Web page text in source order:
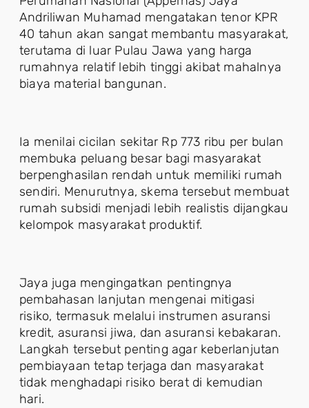
Andriliwan Muhamad mengatakan tenor KPR
40 tahun akan sangat membantu masyarakat,
terutama di luar Pulau Jawa yang harga
rumahnya relatif lebih tinggi akibat mahalnya
biaya material bangunan.
Ia menilai cicilan sekitar Rp 773 ribu per bulan
membuka peluang besar bagi masyarakat
berpenghasilan rendah untuk memiliki rumah
sendiri. Menurutnya, skema tersebut membuat
rumah subsidi menjadi lebih realistis dijangkau
kelompok masyarakat produktif.
Jaya juga mengingatkan pentingnya
pembahasan lanjutan mengenai mitigasi
risiko, termasuk melalui instrumen asuransi
kredit, asuransi jiwa, dan asuransi kebakaran.
Langkah tersebut penting agar keberlanjutan
pembiayaan tetap terjaga dan masyarakat
tidak menghadapi risiko berat di kemudian
hari.